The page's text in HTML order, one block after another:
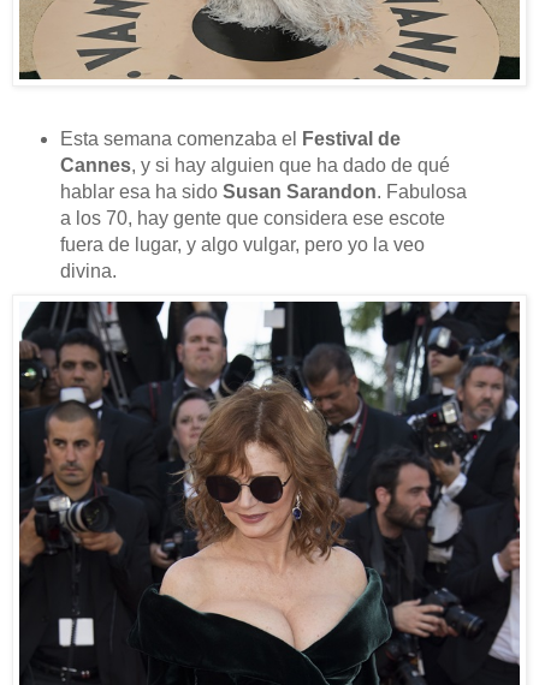
Esta semana comenzaba el
Festival de
Cannes, y si hay alguien que ha dado de qué
hablar esa ha sidoSusan Sarandon. Fabulosa
a los 70, hay gente que considera ese escote
fuera de lugar, y algo vulgar, pero yo la veo
divina.